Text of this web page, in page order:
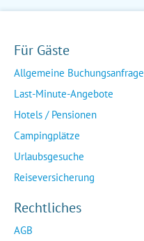
Für Gäste
Allgemeine Buchungsanfrage
Last-Minute-Angebote
Hotels / Pensionen
Campingplätze
Urlaubsgesuche
Reiseversicherung
Rechtliches
AGB